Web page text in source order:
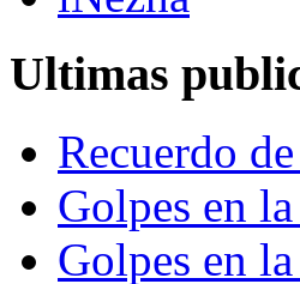
Ultimas
Recuerdo
Golpes en
Golpes en